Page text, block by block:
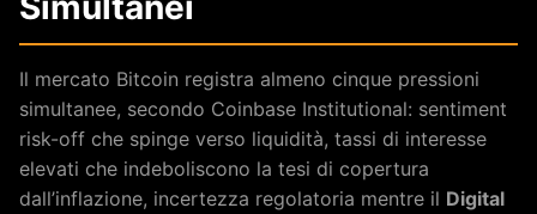
Il mercato Bitcoin registra almeno cinque pressioni
simultanee, secondo Coinbase Institutional: sentiment
risk-off che spinge verso liquidità, tassi di interesse
elevati che indeboliscono la tesi di copertura
dall’inflazione, incertezza regolatoria mentre il Digital